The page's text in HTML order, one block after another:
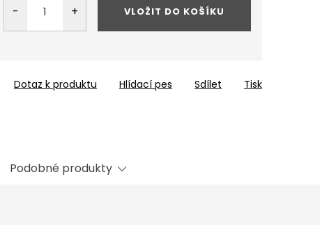
VLOŽIT DO KOŠÍKU
Tisk
Dotaz k produktu Hlídací pes Sdílet
Podobné produkty